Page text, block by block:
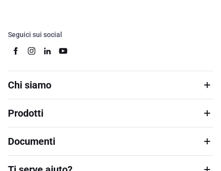
Seguici sui social
Chi siamo
Prodotti
Documenti